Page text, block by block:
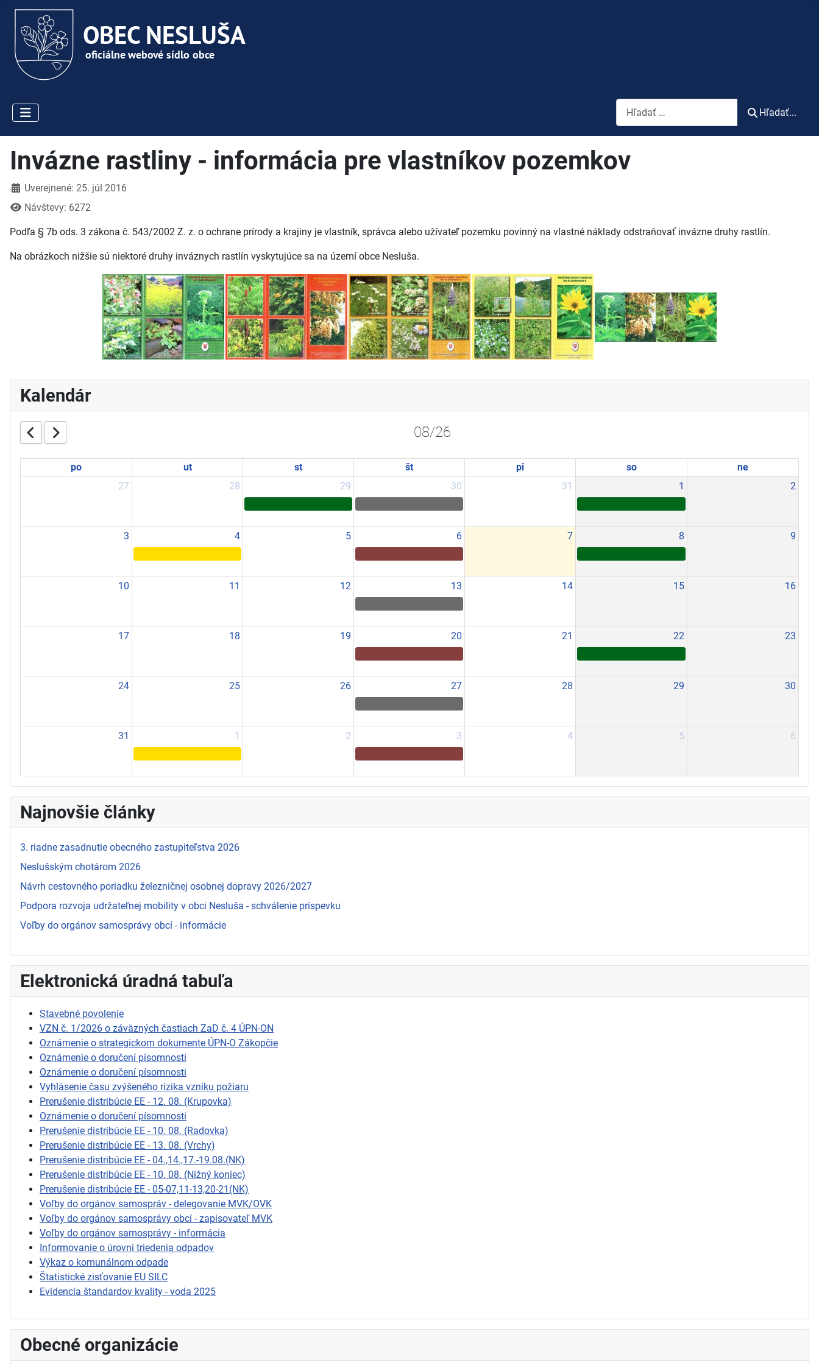
Vyhľadávanie
Hľadať...
Invázne rastliny - informácia pre vlastníkov pozemkov
DetailyUverejnené: 25. júl 2016
Návštevy: 6272
Podľa § 7b ods. 3 zákona č. 543/2002 Z. z. o ochrane prírody a krajiny je vlastník, správca alebo užívateľ pozemku povinný na vlastné náklady odstraňovať invázne druhy rastlín.
Na obrázkoch nižšie sú niektoré druhy inváznych rastlín vyskytujúce sa na území obce Nesluša.
Kalendár
08/26
po ut st št pi so
ne
27
28 29 30 31 1 2
3 4 5 6 7 8 9
10 11 12 13 14 15 16
17 18 19 20 21 22 23
24 25 26 27 28 29 30
31 1 2 3 4 5 6
Najnovšie články
3. riadne zasadnutie obecného zastupiteľstva 2026
Neslušským chotárom 2026
Návrh cestovného poriadku železničnej osobnej dopravy 2026/2027
Podpora rozvoja udržateľnej mobility v obci Nesluša - schválenie príspevku
Voľby do orgánov samosprávy obcí - informácie
Elektronická úradná tabuľa
Stavebné povolenie
VZN č. 1/2026 o záväzných častiach ZaD č. 4 ÚPN-ON
Oznámenie o strategickom dokumente ÚPN-O Zákopčie
Oznámenie o doručení písomnosti
Oznámenie o doručení písomnosti
Vyhlásenie času zvýšeného rizika vzniku požiaru
Prerušenie distribúcie EE - 12. 08. (Krupovka)
Oznámenie o doručení písomnosti
Prerušenie distribúcie EE - 10. 08. (Radovka)
Prerušenie distribúcie EE - 13. 08. (Vrchy)
Prerušenie distribúcie EE - 04.,14.,17.-19.08.(NK)
Prerušenie distribúcie EE - 10. 08. (Nižný koniec)
Prerušenie distribúcie EE - 05-07,11-13,20-21(NK)
Voľby do orgánov samospráv - delegovanie MVK/OVK
Voľby do orgánov samosprávy obcí - zapisovateľ MVK
Voľby do orgánov samosprávy - informácia
Informovanie o úrovni triedenia odpadov
Výkaz o komunálnom odpade
Štatistické zisťovanie EU SILC
Evidencia štandardov kvality - voda 2025
Obecné organizácie